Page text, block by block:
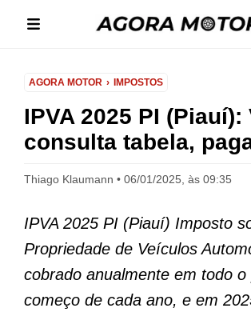
AGORA MOTOR IMPOSTOS
IPVA 2025 PI (Piauí):
consulta tabela,
Thiago Klaumann 06/01/2025, às 09:35
IPVA 2025 PI (Piauí) Imposto
Propriedade de Veículos
cobrado anualmente em todo
começo de cada ano, e em